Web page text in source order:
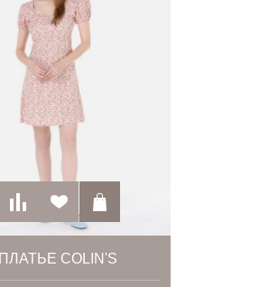
ПЛАТЬЕ COLIN'S